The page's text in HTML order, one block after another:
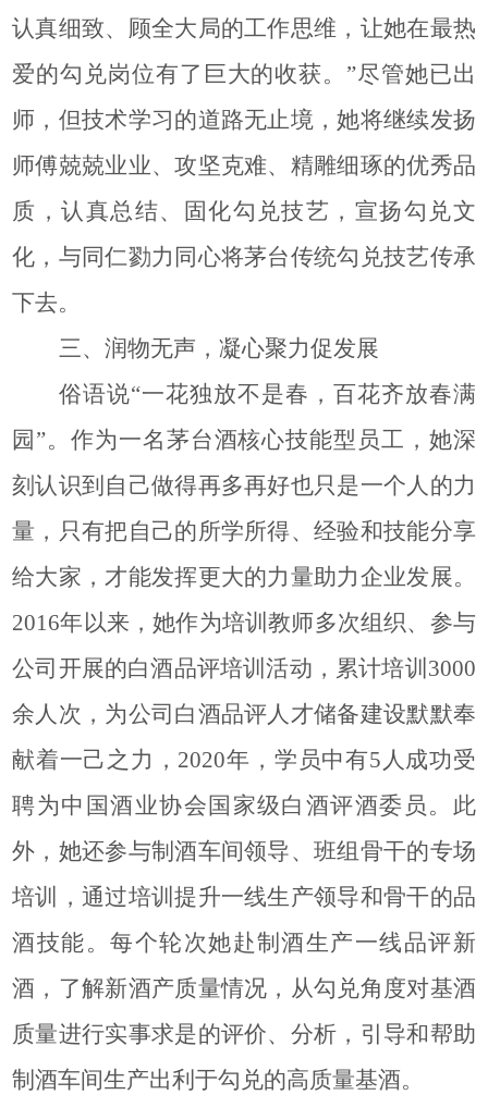
认真细致、顾全大局的工作思维，让她在最热
爱的勾兑岗位有了巨大的收获。”尽管她已出
师，但技术学习的道路无止境，她将继续发扬
师傅兢兢业业、攻坚克难、精雕细琢的优秀品
质，认真总结、固化勾兑技艺，宣扬勾兑文
化，与同仁勠力同心将茅台传统勾兑技艺传承
下去。
三、润物无声 ， 凝心聚力促发展
俗语说“一花独放不是春，百花齐放春满
园”。作为一名茅台酒核心技能型员工，她深
刻认识到自己做得再多再好也只是一个人的力
量，只有把自己的所学所得、经验和技能分享
给大家，才能发挥更大的力量助力企业发展。
2016年以来，她作为培训教师多次组织、参与
公司开展的白酒品评培训活动，累计培训3000
余人次，为公司白酒品评人才储备建设默默奉
献着一己之力，2020年，学员中有5人成功受
聘为中国酒业协会国家级白酒评酒委员。此
外，她还参与制酒车间领导、班组骨干的专场
培训，通过培训提升一线生产领导和骨干的品
酒技能。每个轮次她赴制酒生产一线品评新
酒，了解新酒产质量情况，从勾兑角度对基酒
质量进行实事求是的评价、分析，引导和帮助
制酒车间生产出利于勾兑的高质量基酒。